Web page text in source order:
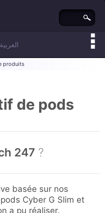
العربية
produits
de pods
247 ?
basée sur nos
Cyber G Slim et
a pu réaliser.